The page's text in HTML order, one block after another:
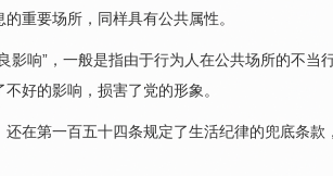
重要场所，同样具有公共属性。
响”，一般是指由于行为人在公共场所的不当
好的影响，损害了党的形象。
第一百五十四条规定了生活纪律的兜底条款